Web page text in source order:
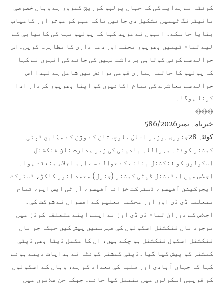
کوئٹہ نے ہدایت کی کہ جہاں پولیو کوریج کمزور ہے وہاں خصوصی
مانیٹرنگ ٹیمیں تشکیل دی جائیں تاکہ مہم کو موثر اور کامیاب
بنایا جا سکے۔ انہوں نے مزید کہا کہ پولیو مہم کی کامیابی کے
لیے تمام ٹیمیں بھرپور محنت اور ذمہ داری کا مظاہرہ کریں۔اس
حوالے سے کوئی کوتاہی برداشت نہیں کی جائے گی انہوں نے کہا
کہ پولیو کا خاتمہ ہماری قومی فرائض میں شامل ہے لہذا اس
حوالے سے معاشرے کی تمام اکائیوں کو اپنا بھرپور کردار ادا
کرنا ہوگا۔
﴾﴿﴾﴿﴾﴿
خبرنامہ نمبر586/2026
کوئٹہ 28جنوری۔وزیر اعلیٰ بلوچستان کے وژن کے مطابق ڈپٹی
کمشنر کوئٹہ مہراللہ بادینی کی زیر صدارت نان فنکشنل
اسکولوں کو فنکشنل بنانے کے حوالے سے اہم اجلاس منعقد ہوا۔
اجلاس میں ایڈیشنل ڈپٹی کمشنر (جنرل) محمد انور کاکڑ، ڈسٹرکٹ
ایجوکیشن آفیسر، ڈسٹرکٹ خزانہ آفیسر، آر ٹی ایس ایم، تمام
متعلقہ ڈی ڈی اوز اور محکمہ تعلیم کے افسران نے شرکت کی۔
اجلاس کے دوران تمام ڈی ڈی اوز نے اپنے اپنے متعلقہ کوڈز میں
موجود نان فنکشنل اسکولوں کی فہرستیں پیش کیں جبکہ جو نان
فنکشنل اسکول فنکشنل ہو چکے ہیں، ان کا مکمل ڈیٹا بھی ڈپٹی
کمشنر کو پیش کیا گیا۔ڈپٹی کمشنر کوئٹہ نے ہدایات دیتے ہوئے
کہا کہ جہاں آبادی اور طلبہ کی تعداد کم ہے، وہاں کے اسکولوں
کو قریبی اسکولوں میں منتقل کیا جائے۔ جبکہ جن علاقوں میں